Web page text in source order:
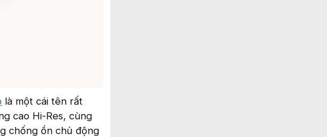
là một cái tên rất
cao Hi-Res, cùng
chống ồn chủ động